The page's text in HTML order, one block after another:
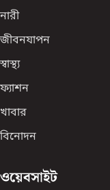
নারী
জীবনযাপন
স্বাস্থ্য
ফ্যাশন
খাবার
বিনোদন
ওয়েবসাইট